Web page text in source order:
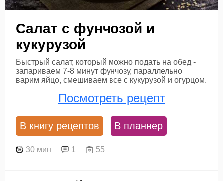
Салат с фунчозой и
кукурузой
Быстрый салат, который можно подать на обед -
запариваем 7-8 минут фунчозу, параллельно
варим яйцо, смешиваем все с кукурузой и огурцом.
Посмотреть рецепт
В книгу рецептов В планнер
30 мин 1 55